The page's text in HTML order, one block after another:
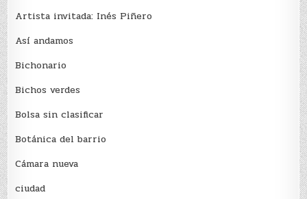
Artista invitada: Inés Piñero
Así andamos
Bichonario
Bichos verdes
Bolsa sin clasificar
Botánica del barrio
Cámara nueva
ciudad